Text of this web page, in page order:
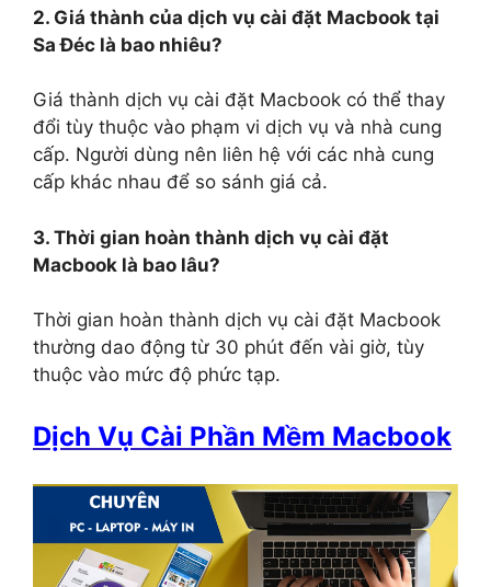
2. Giá thành của dịch vụ cài đặt Macbook tại
Sa Đéc là bao nhiêu?
Giá thành dịch vụ cài đặt Macbook có thể thay
đổi tùy thuộc vào phạm vi dịch vụ và nhà cung
cấp. Người dùng nên liên hệ với các nhà cung
cấp khác nhau để so sánh giá cả.
3. Thời gian hoàn thành dịch vụ cài đặt
Macbook là bao lâu?
Thời gian hoàn thành dịch vụ cài đặt Macbook
thường dao động từ 30 phút đến vài giờ, tùy
thuộc vào mức độ phức tạp.
Dịch Vụ Cài Phần Mềm Macbook